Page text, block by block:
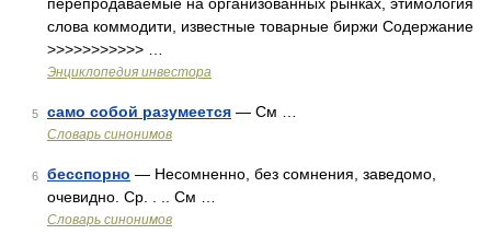
слова коммодити, известные товарные биржи Содержание
>>>>>>>>>>> …
Энциклопедия инвестора
5 само собой разумеется — См …
Словарь синонимов
6 бесспорно — Несомненно, без сомнения, заведомо,
очевидно. Ср. . .. См …
Словарь синонимов